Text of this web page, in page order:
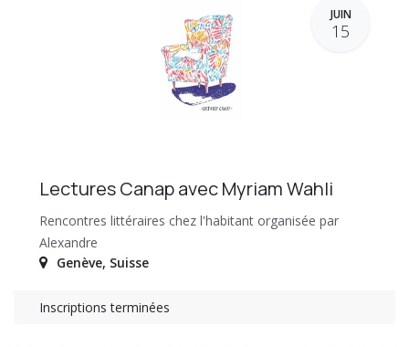
JUIN
15
Lectures Canap avec Myriam Wahli
Rencontres littéraires chez l'habitant organisée par
Alexandre
Genève, Suisse
Inscriptions terminées